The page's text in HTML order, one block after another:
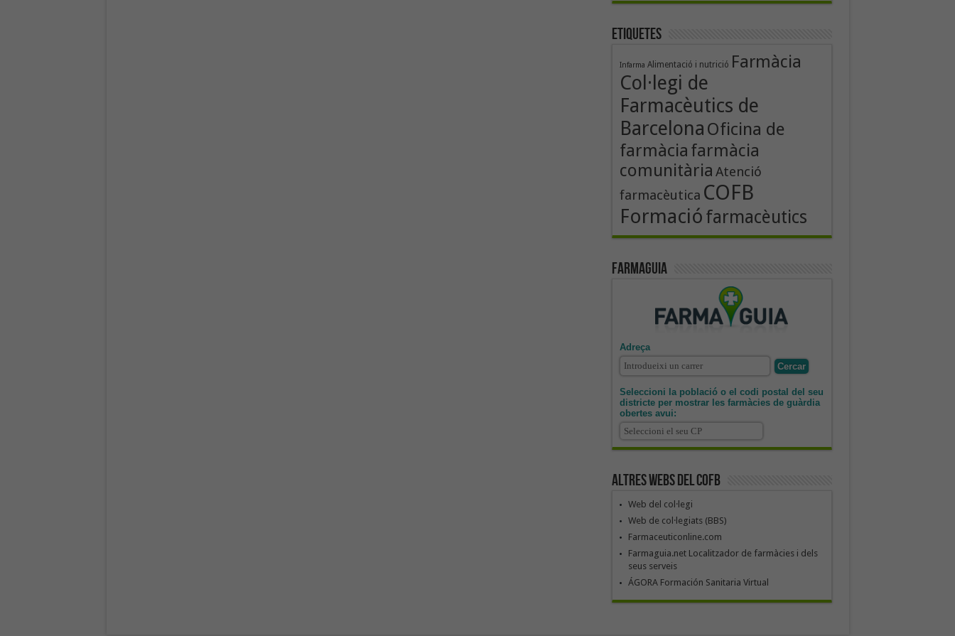
Etiquetes
Infarma Alimentació i nutrició Farmàcia
Col·legi de
Farmacèutics de
Barcelona Oficina de
farmàcia farmàcia
comunitària Atenció
farmacèutica COFB
Formació farmacèutics
Farmaguia
Adreça
Seleccioni la població o el codi postal del seu
districte per mostrar les farmàcies de guàrdia
obertes avui:
Altres webs del COFB
Web del col·legi
Web de col·legiats (BBS)
Farmaceuticonline.com
Farmaguia.net Localitzador de farmàcies i dels
seus serveis
ÁGORA Formación Sanitaria Virtual